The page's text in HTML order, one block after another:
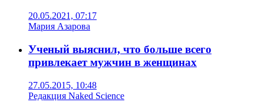
20.05.2021, 07:17
Мария Азарова
Ученый выяснил, что больше всего
привлекает мужчин в женщинах
27.05.2015, 10:48
Редакция Naked Science